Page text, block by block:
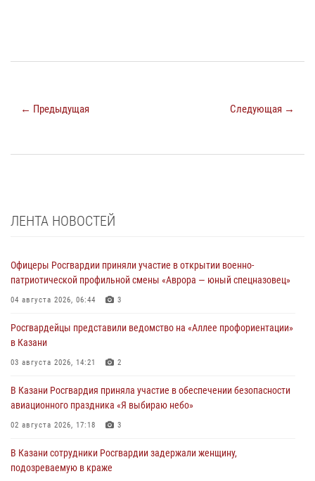
← Предыдущая Следующая →
ЛЕНТА НОВОСТЕЙ
Офицеры Росгвардии приняли участие в открытии военно-
патриотической профильной смены «Аврора — юный спецназовец»
04 августа 2026, 06:44 3
Росгвардейцы представили ведомство на «Аллее профориентации»
в Казани
03 августа 2026, 14:21 2
В Казани Росгвардия приняла участие в обеспечении безопасности
авиационного праздника «Я выбираю небо»
02 августа 2026, 17:18 3
В Казани сотрудники Росгвардии задержали женщину,
подозреваемую в краже